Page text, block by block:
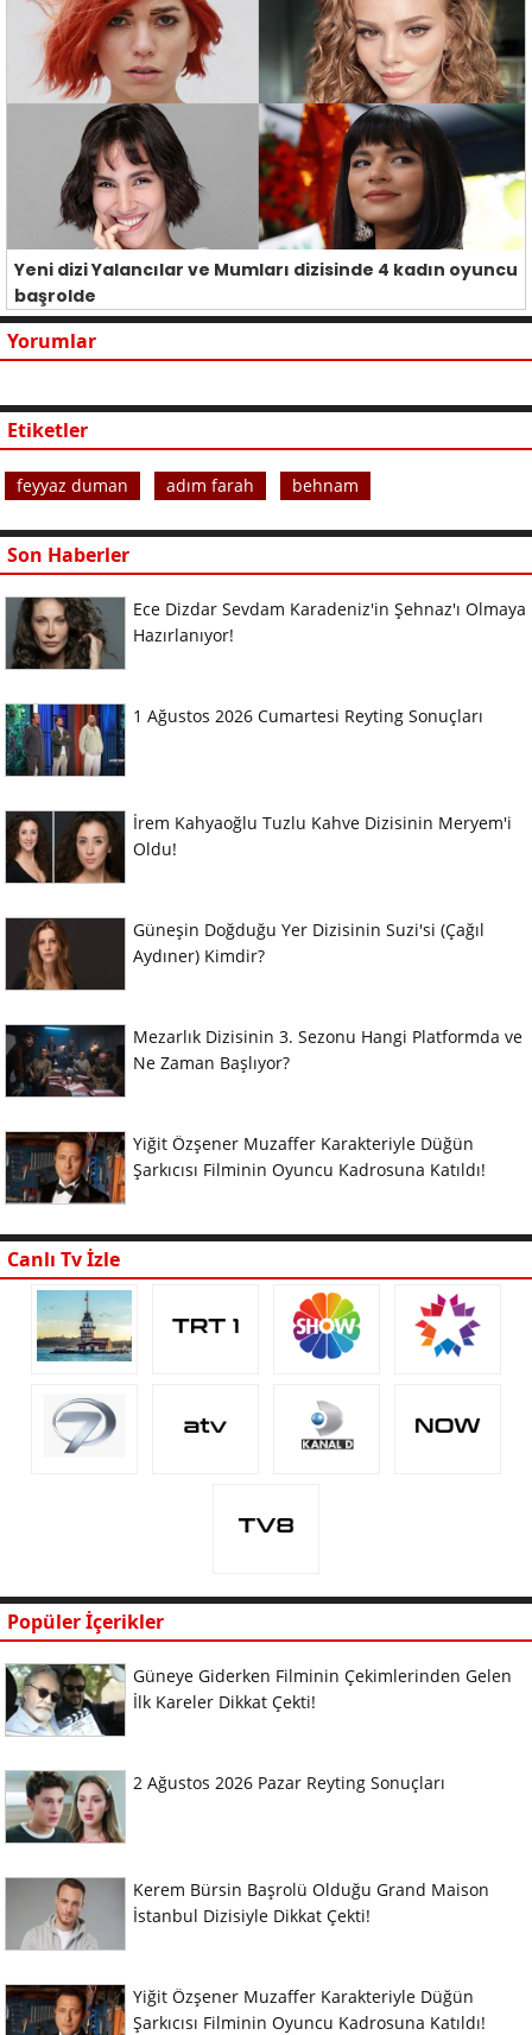
Yeni dizi Yalancılar ve Mumları dizisinde 4 kadın oyuncu
başrolde
Yorumlar
Etiketler
feyyaz duman adım farah behnam
Son Haberler
Ece Dizdar Sevdam Karadeniz'in Şehnaz'ı Olmaya
Hazırlanıyor!
1 Ağustos 2026 Cumartesi Reyting Sonuçları
İrem Kahyaoğlu Tuzlu Kahve Dizisinin Meryem'i
Oldu!
Güneşin Doğduğu Yer Dizisinin Suzi'si (Çağıl
Aydıner) Kimdir?
Mezarlık Dizisinin 3. Sezonu Hangi Platformda ve
Ne Zaman Başlıyor?
Yiğit Özşener Muzaffer Karakteriyle Düğün
Şarkıcısı Filminin Oyuncu Kadrosuna Katıldı!
Canlı Tv İzle
Popüler İçerikler
Güneye Giderken Filminin Çekimlerinden Gelen
İlk Kareler Dikkat Çekti!
2 Ağustos 2026 Pazar Reyting Sonuçları
Kerem Bürsin Başrolü Olduğu Grand Maison
İstanbul Dizisiyle Dikkat Çekti!
Yiğit Özşener Muzaffer Karakteriyle Düğün
Şarkıcısı Filminin Oyuncu Kadrosuna Katıldı!